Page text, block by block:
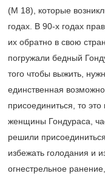
(M 18), которые
годах. В 90-х годах
их обратно в свою
погружали бедный
того чтобы выжить,
единственная
присоединиться, то
женщины Гондураса,
решили
избежать голодания и
огнестрельное